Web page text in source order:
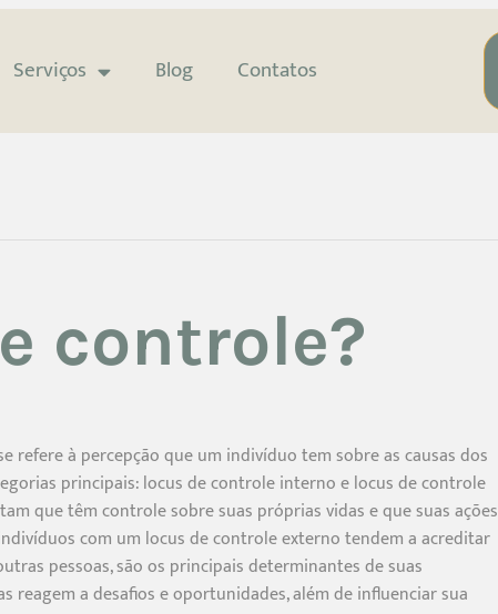
Serviços Blog Contatos
controle?
à percepção que um indivíduo tem sobre as causas dos
principais: locus de controle interno e locus de controle
que têm controle sobre suas próprias vidas e que suas ações
com um locus de controle externo tendem a acreditar
pessoas, são os principais determinantes de suas
reagem a desafios e oportunidades, além de influenciar sua